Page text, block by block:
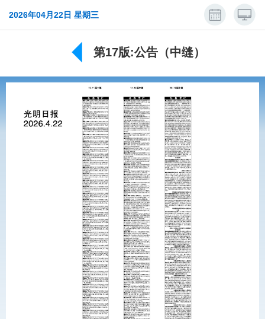
2026年04月22日 星期三
第17版:公告（中缝）